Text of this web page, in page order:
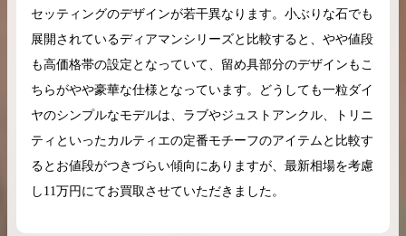
バーキン相場解説 ケリー相場解
コラムをさらにみる
セッティングのデザインが若干異なります。小ぶりな石でも
展開されているディアマンシリーズと比較すると、やや値段
も高価格帯の設定となっていて、留め具部分のデザインもこ
ちらがやや豪華な仕様となっています。どうしても一粒ダイ
ヤのシンプルなモデルは、ラブやジュストアンクル、トリニ
ティといったカルティエの定番モチーフのアイテムと比較す
るとお値段がつきづらい傾向にありますが、最新相場を考慮
し11万円にてお買取させていただきました。